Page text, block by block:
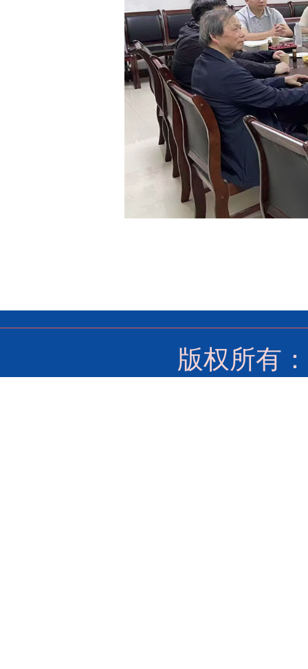
版权所有